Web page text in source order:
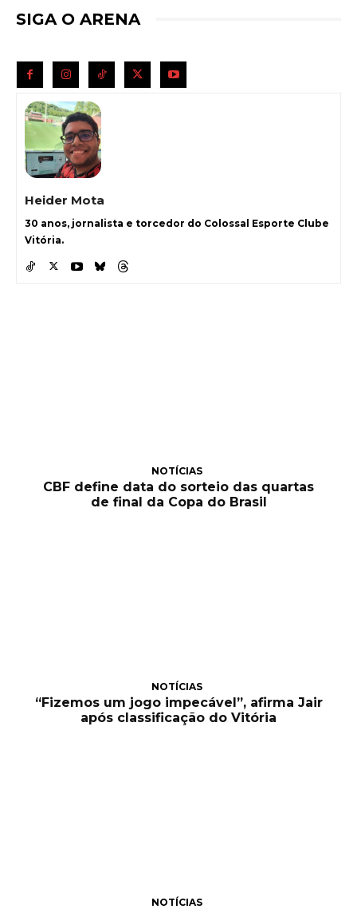
SIGA O ARENA
Heider Mota
30 anos, jornalista e torcedor do Colossal Esporte Clube
Vitória.
NOTÍCIAS
CBF define data do sorteio das quartas
de final da Copa do Brasil
NOTÍCIAS
“Fizemos um jogo impecável”, afirma Jair
após classificação do Vitória
NOTÍCIAS